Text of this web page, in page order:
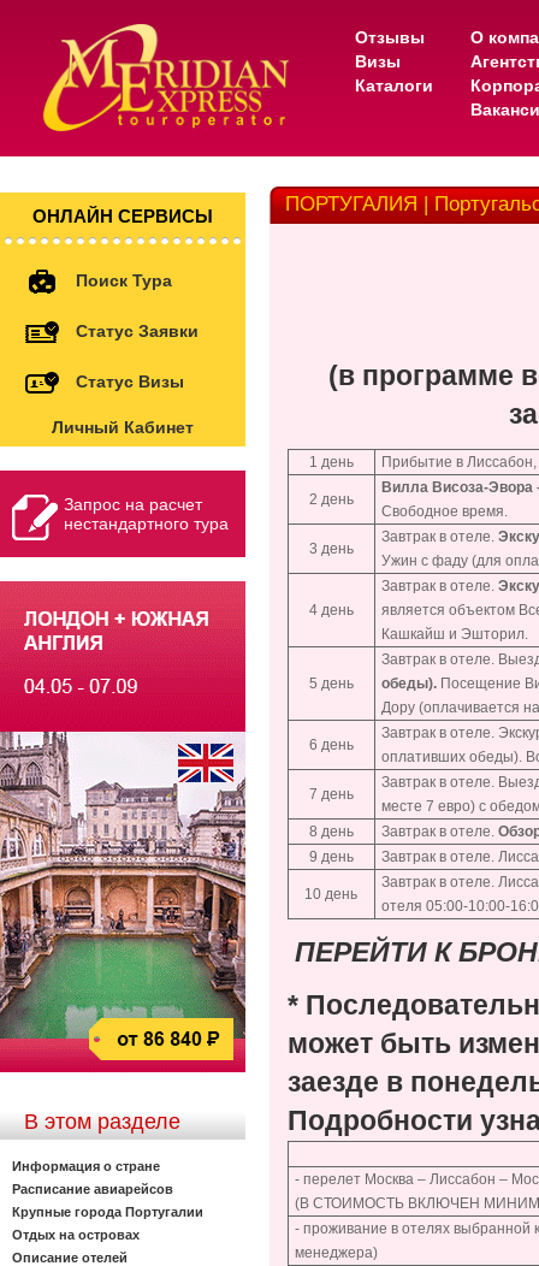
Отзывы
Визы
Каталоги
О
ОНЛАЙН СЕРВИСЫ
Поиск Тура
Статус Заявки
Статус Визы
Личный Кабинет
Запрос на расчет
нестандартного тура
В этом разделе
Информация о стране
Расписание авиарейсов
Крупные города Португалии
Отдых на островах
Описание отелей
ПОРТУГАЛИЯ |
(в программе
1 день Прибытие в
2 день
Вилла Висоза-Эвора
Свободное время.
3 день
Завтрак в отеле.
Ужин с фаду (для
4 день
Завтрак в отеле.
является объектом
Кашкайш и Эшторил.
5 день
Завтрак в отеле.
обеды). Посещение
Дору (оплачивается
6 день
Завтрак в отеле.
оплативших обеды).
7 день
Завтрак в отеле.
месте 7 евро) с
8 день
Завтрак в отеле.
9 день
Завтрак в отеле.
10 день
Завтрак в отеле.
отеля 05:00-10:00-
ПЕРЕЙТИ К
*
может быть
заезде в
Подробности
- перелет Москва – Лиссабон –
(В СТОИМОСТЬ ВКЛЮЧЕН
- проживание в отелях выбранной
менеджера)